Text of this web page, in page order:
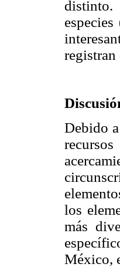
distinto.
registran
Debido
los
más
México,